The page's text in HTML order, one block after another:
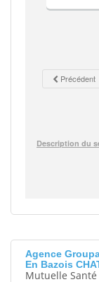
Agence
En Bazois
Mutuelle